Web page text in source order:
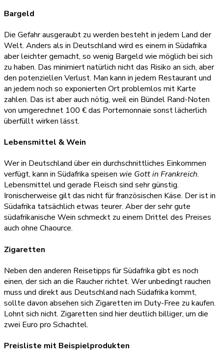
Bargeld
Die Gefahr ausgeraubt zu werden besteht in jedem Land der
Welt. Anders als in Deutschland wird es einem in Südafrika
aber leichter gemacht, so wenig Bargeld wie möglich bei sich
zu haben. Das minimiert natürlich nicht das Risiko an sich, aber
den potenziellen Verlust. Man kann in jedem Restaurant und
an jedem noch so exponierten Ort problemlos mit Karte
zahlen. Das ist aber auch nötig, weil ein Bündel Rand-Noten
von umgerechnet 100 € das Portemonnaie sonst lächerlich
überfüllt wirken lässt.
Lebensmittel & Wein
Wer in Deutschland über ein durchschnittliches Einkommen
verfügt, kann in Südafrika speisen wie Gott in Frankreich.
Lebensmittel und gerade Fleisch sind sehr günstig.
Ironischerweise gilt das nicht für französischen Käse. Der ist in
Südafrika tatsächlich etwas teurer. Aber der sehr gute
südafrikanische Wein schmeckt zu einem Drittel des Preises
auch ohne Chaource.
Zigaretten
Neben den anderen Reisetipps für Südafrika gibt es noch
einen, der sich an die Raucher richtet. Wer unbedingt rauchen
muss und direkt aus Deutschland nach Südafrika kommt,
sollte davon absehen sich Zigaretten im Duty-Free zu kaufen.
Lohnt sich nicht. Zigaretten sind hier deutlich billiger, um die
zwei Euro pro Schachtel.
Preisliste mit Beispielprodukten